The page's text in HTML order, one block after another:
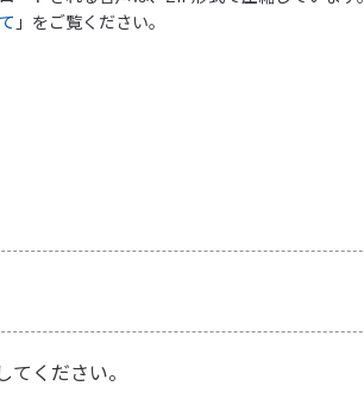
」をご覧ください。
ください。